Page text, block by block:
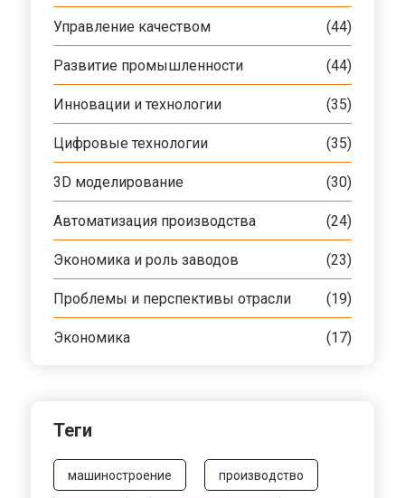
Управление качеством (44)
Развитие промышленности (44)
Инновации и технологии (35)
Цифровые технологии (35)
3D моделирование (30)
Автоматизация производства (24)
Экономика и роль заводов (23)
Проблемы и перспективы отрасли (19)
Экономика (17)
Теги
машиностроение производство